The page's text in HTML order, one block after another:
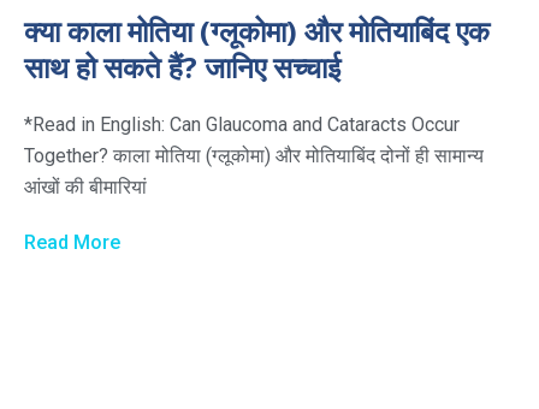
क्या काला मोतिया (ग्लूकोमा) और मोतियाबिंद एक
साथ हो सकते हैं? जानिए सच्चाई
*Read in English: Can Glaucoma and Cataracts Occur
Together? काला मोतिया (ग्लूकोमा) और मोतियाबिंद दोनों ही सामान्य
आंखों की बीमारियां
Read More